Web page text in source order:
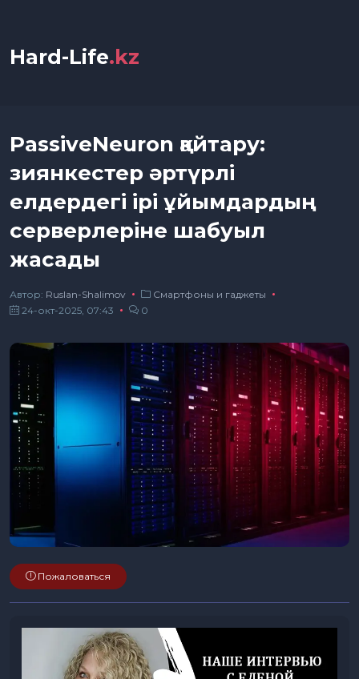
Hard-Life.kz
PassiveNeuron қайтару:
зиянкестер әртүрлі
елдердегі ірі ұйымдардың
серверлеріне шабуыл
жасады
Автор: Ruslan-Shalimov
Смартфоны и гаджеты
24-окт-2025, 07:43
0
Пожаловаться